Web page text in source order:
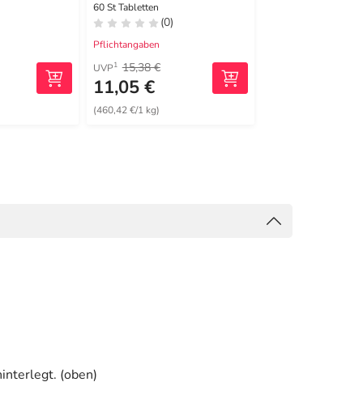
60 St Tabletten
(0)
Pflichtangaben
UVP1 15,38 €
11,05 €
(460,42 €/1 kg)
(oben)